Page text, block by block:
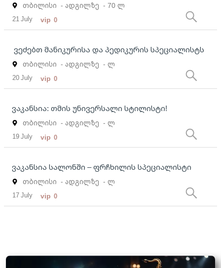
თბილისი - ადგილზე - 70 ლ
21 July vip 0
ვეძებთ მანიკურისა და პედიკურის სპეციალისტს
თბილისი - ადგილზე - ლ
20 July vip 0
ვაკანსია: თმის უნივერსალი სტილისტი!
თბილისი - ადგილზე - ლ
19 July vip 0
ვაკანსია სალონში – ფრჩხილის სპეციალისტი
თბილისი - ადგილზე - ლ
17 July vip 0